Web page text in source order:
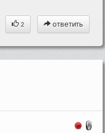
2 ответить